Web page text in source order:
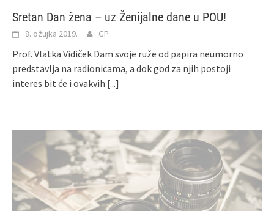
Sretan Dan žena – uz Ženijalne dane u POU!
8. ožujka 2019. GP
Prof. Vlatka Vidiček Dam svoje ruže od papira neumorno
predstavlja na radionicama, a dok god za njih postoji
interes bit će i ovakvih [...]